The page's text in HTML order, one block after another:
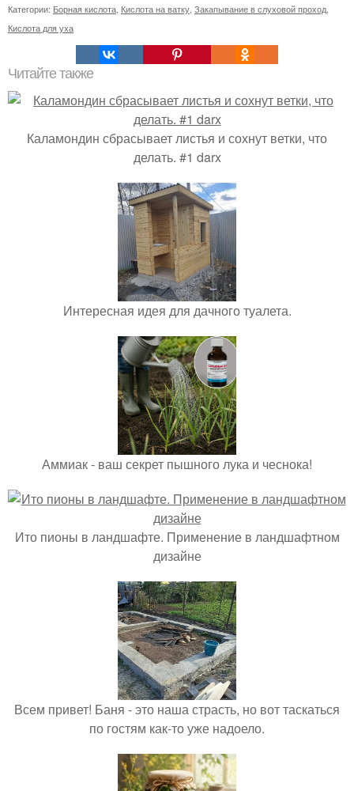
Категории: Борная кислота Кислота на ватку Закапывание в слуховой проход
Кислота для уха
Читайте также
Каламондин сбрасывает листья и сохнут ветки, что
делать. #1 darx
Интересная идея для дачного туалета.
Аммиак - ваш секрет пышного лука и чеснока!
Ито пионы в ландшафте. Применение в ландшафтном
дизайне
Всем привет! Баня - это наша страсть, но вот таскаться
по гостям как-то уже надоело.